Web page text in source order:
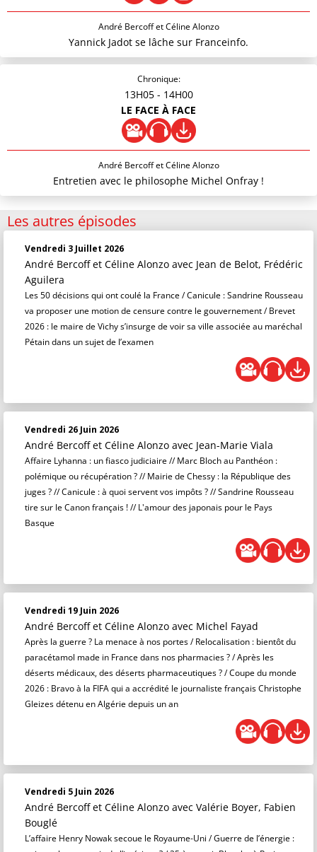
André Bercoff et Céline Alonzo
Yannick Jadot se lâche sur Franceinfo.
Chronique:
13H05 - 14H00
LE FACE À FACE
André Bercoff et Céline Alonzo
Entretien avec le philosophe Michel Onfray !
Les autres épisodes
Vendredi 3 Juillet 2026
André Bercoff et Céline Alonzo avec Jean de Belot, Frédéric
Aguilera
Les 50 décisions qui ont coulé la France / Canicule : Sandrine Rousseau
va proposer une motion de censure contre le gouvernement / Brevet
2026 : le maire de Vichy s’insurge de voir sa ville associée au maréchal
Pétain dans un sujet de l’examen
Vendredi 26 Juin 2026
André Bercoff et Céline Alonzo avec Jean-Marie Viala
Affaire Lyhanna : un fiasco judiciaire // Marc Bloch au Panthéon :
polémique ou récupération ? // Mairie de Chessy : la République des
juges ? // Canicule : à quoi servent vos impôts ? // Sandrine Rousseau
tire sur le Canon français ! // L'amour des japonais pour le Pays
Basque
Vendredi 19 Juin 2026
André Bercoff et Céline Alonzo avec Michel Fayad
Après la guerre ? La menace à nos portes / Relocalisation : bientôt du
paracétamol made in France dans nos pharmacies ? / Après les
déserts médicaux, des déserts pharmaceutiques ? / Coupe du monde
2026 : Bravo à la FIFA qui a accrédité le journaliste français Christophe
Gleizes détenu en Algérie depuis un an
Vendredi 5 Juin 2026
André Bercoff et Céline Alonzo avec Valérie Boyer, Fabien
Bouglé
L’affaire Henry Nowak secoue le Royaume-Uni / Guerre de l’énergie :